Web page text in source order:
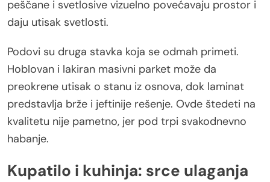
peščane i svetlosive vizuelno povećavaju prostor i
daju utisak svetlosti.
Podovi su druga stavka koja se odmah primeti.
Hoblovan i lakiran masivni parket može da
preokrene utisak o stanu iz osnova, dok laminat
predstavlja brže i jeftinije rešenje. Ovde štedeti na
kvalitetu nije pametno, jer pod trpi svakodnevno
habanje.
Kupatilo i kuhinja: srce ulaganja